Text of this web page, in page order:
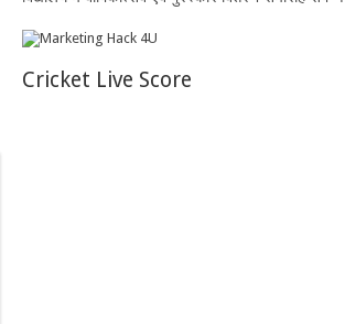
Cricket Live Score